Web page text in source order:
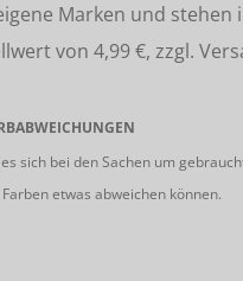
Marken und
von 4,99 €, zzgl.
sich bei den Sachen um
etwas abweichen können.